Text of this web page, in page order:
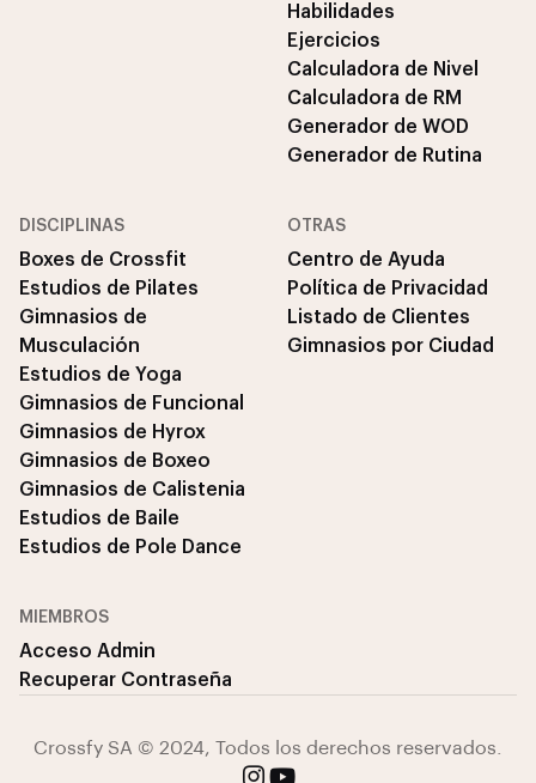
Habilidades
Ejercicios
Calculadora de Nivel
Calculadora de RM
Generador de WOD
Generador de Rutina
DISCIPLINAS
Boxes de Crossfit
Estudios de Pilates
Gimnasios de
Musculación
Estudios de Yoga
Gimnasios de Funcional
Gimnasios de Hyrox
Gimnasios de Boxeo
Gimnasios de Calistenia
Estudios de Baile
Estudios de Pole Dance
OTRAS
Centro de Ayuda
Política de Privacidad
Listado de Clientes
Gimnasios por Ciudad
MIEMBROS
Acceso Admin
Recuperar Contraseña
Crossfy SA © 2024, Todos los derechos reservados.